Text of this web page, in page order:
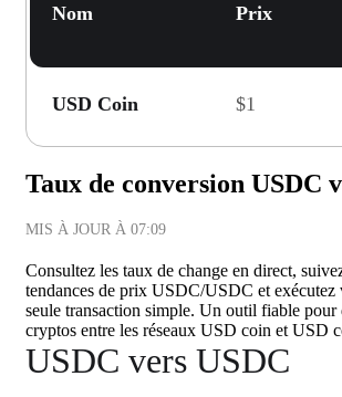
Nom Prix
USD Coin $1
Taux de conversion USDC
MIS À JOUR À 07:09
Consultez les taux de change en direct,
tendances de prix USDC/USDC et exécutez
seule transaction simple. Un outil fiable pour
cryptos entre les réseaux USD coin et USD
USDC vers USDC